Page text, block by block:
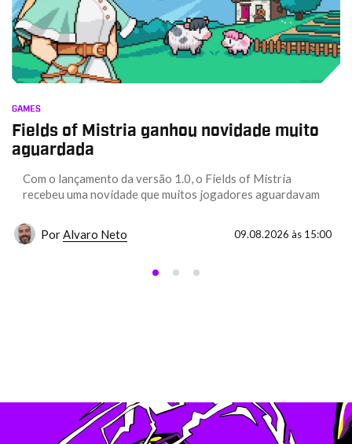
GAMES
Fields of Mistria ganhou novidade muito
aguardada
Com o lançamento da versão 1.0, o Fields of Mistria
recebeu uma novidade que muitos jogadores aguardavam
PorAlvaro Neto 09.08.2026 às 15:00